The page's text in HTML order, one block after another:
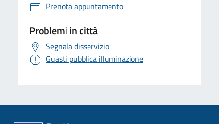
Prenota appuntamento
Problemi in città
Segnala disservizio
Guasti pubblica illuminazione